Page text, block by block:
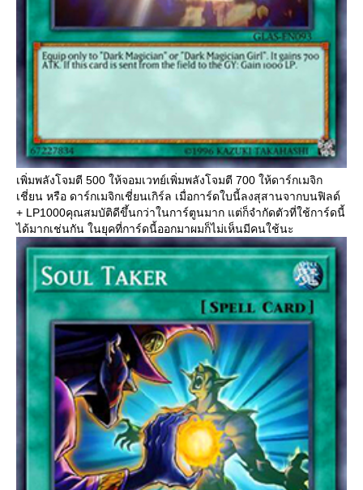
เพิ่มพลังโจมตี 500 ให้จอมเวทย์เพิ่มพลังโจมตี 700 ให้ดาร์กเมจิก
เชี่ยน หรือ ดาร์กเมจิกเชี่ยนเกิร์ล เมื่อการ์ดใบนี้ลงสุสานจากบนฟิลด์
+ LP1000คุณสมบัติดีขึ้นกว่าในการ์ตูนมาก แต่ก็จำกัดตัวที่ใช้การ์ดนี้
ได้มากเช่นกัน ในยุคที่การ์ดนี้ออกมาผมก็ไม่เห็นมีคนใช้นะ